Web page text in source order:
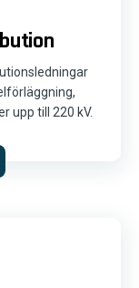
upp till 220 kV.